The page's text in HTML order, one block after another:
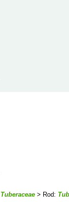
Tuberaceae > Rod: